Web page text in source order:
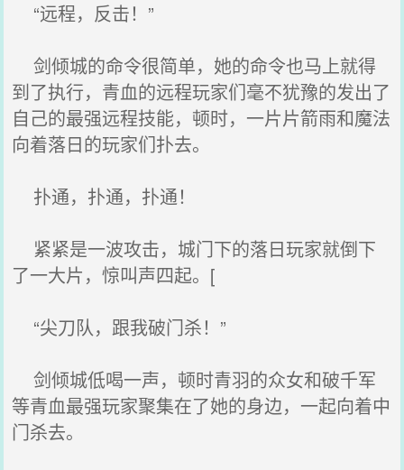
“远程，反击！”
剑倾城的命令很简单，她的命令也马上就得
到了执行，青血的远程玩家们毫不犹豫的发出了
自己的最强远程技能，顿时，一片片箭雨和魔法
向着落日的玩家们扑去。
扑通，扑通，扑通！
紧紧是一波攻击，城门下的落日玩家就倒下
了一大片，惊叫声四起。[
“尖刀队，跟我破门杀！”
剑倾城低喝一声，顿时青羽的众女和破千军
等青血最强玩家聚集在了她的身边，一起向着中
门杀去。